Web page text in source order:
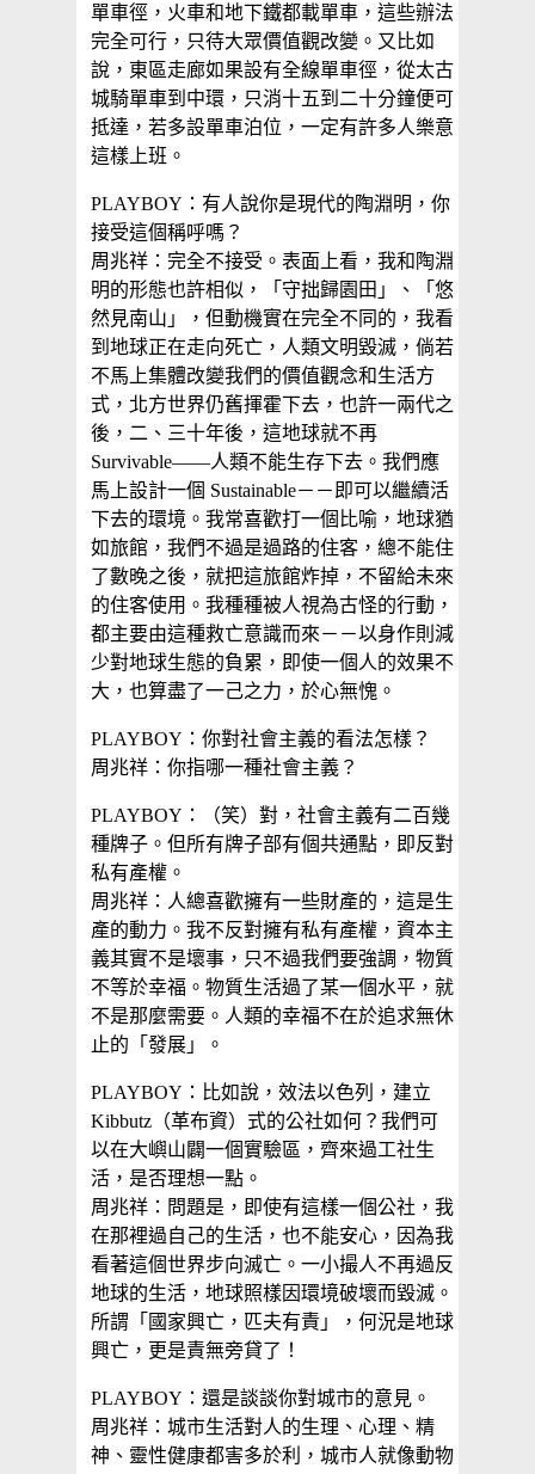
單車徑，火車和地下鐵都載單車，這些辦法
完全可行，只待大眾價值觀改變。又比如
說，東區走廊如果設有全線單車徑，從太古
城騎單車到中環，只消十五到二十分鐘便可
抵達，若多設單車泊位，一定有許多人樂意
這樣上班。
PLAYBOY：有人說你是現代的陶淵明，你
接受這個稱呼嗎？
周兆祥：完全不接受。表面上看，我和陶淵
明的形態也許相似，「守拙歸園田」、「悠
然見南山」，但動機實在完全不同的，我看
到地球正在走向死亡，人類文明毀滅，倘若
不馬上集體改變我們的價值觀念和生活方
式，北方世界仍舊揮霍下去，也許一兩代之
後，二、三十年後，這地球就不再
Survivable——人類不能生存下去。我們應
馬上設計一個 Sustainable－－即可以繼續活
下去的環境。我常喜歡打一個比喻，地球猶
如旅館，我們不過是過路的住客，總不能住
了數晚之後，就把這旅館炸掉，不留給未來
的住客使用。我種種被人視為古怪的行動，
都主要由這種救亡意識而來－－以身作則減
少對地球生態的負累，即使一個人的效果不
大，也算盡了一己之力，於心無愧。
PLAYBOY：你對社會主義的看法怎樣？
周兆祥：你指哪一種社會主義？
PLAYBOY：（笑）對，社會主義有二百幾
種牌子。但所有牌子部有個共通點，即反對
私有產權。
周兆祥：人總喜歡擁有一些財產的，這是生
產的動力。我不反對擁有私有產權，資本主
義其實不是壞事，只不過我們要強調，物質
不等於幸福。物質生活過了某一個水平，就
不是那麼需要。人類的幸福不在於追求無休
止的「發展」。
PLAYBOY：比如說，效法以色列，建立
Kibbutz（革布資）式的公社如何？我們可
以在大嶼山闢一個實驗區，齊來過工社生
活，是否理想一點。
周兆祥：問題是，即使有這樣一個公社，我
在那裡過自己的生活，也不能安心，因為我
看著這個世界步向滅亡。一小撮人不再過反
地球的生活，地球照樣因環境破壞而毀滅。
所謂「國家興亡，匹夫有責」，何況是地球
興亡，更是責無旁貸了！
PLAYBOY：還是談談你對城市的意見。
周兆祥：城市生活對人的生理、心理、精
神、靈性健康都害多於利，城市人就像動物